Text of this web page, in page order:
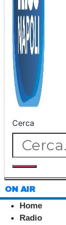
Cerca
ON AIR
Home
Radio